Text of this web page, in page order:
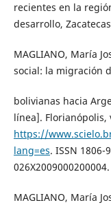
recientes en la
desarrollo,
MAGLIANO, María
social: la migración
bolivianas hacia
línea]. Florianópolis,
https://
lang=es. ISSN 1806-
MAGLIANO, María